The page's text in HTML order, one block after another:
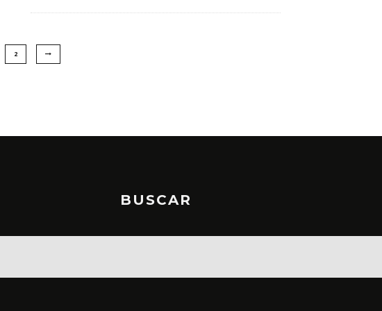
2
BUSCAR